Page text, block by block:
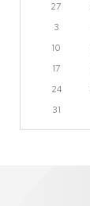
27
3
10
17
24
31